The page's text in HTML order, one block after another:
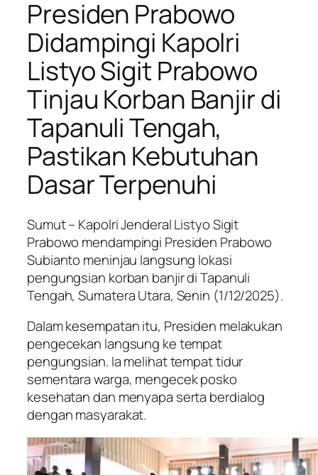
Presiden Prabowo
Didampingi Kapolri
Listyo Sigit Prabowo
Tinjau Korban Banjir di
Tapanuli Tengah,
Pastikan Kebutuhan
Dasar Terpenuhi
Sumut – Kapolri Jenderal Listyo Sigit
Prabowo mendampingi Presiden Prabowo
Subianto meninjau langsung lokasi
pengungsian korban banjir di Tapanuli
Tengah, Sumatera Utara, Senin (1/12/2025).
Dalam kesempatan itu, Presiden melakukan
pengecekan langsung ke tempat
pengungsian. Ia melihat tempat tidur
sementara warga, mengecek posko
kesehatan dan menyapa serta berdialog
dengan masyarakat.